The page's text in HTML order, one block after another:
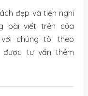
đẹp và tiện nghi
bài viết trên của
chúng tôi theo
được tư vấn thêm